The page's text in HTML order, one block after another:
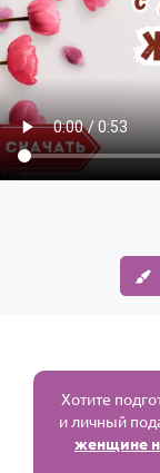
Хотите
и личный
женщине